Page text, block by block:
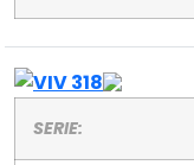
SERIE: